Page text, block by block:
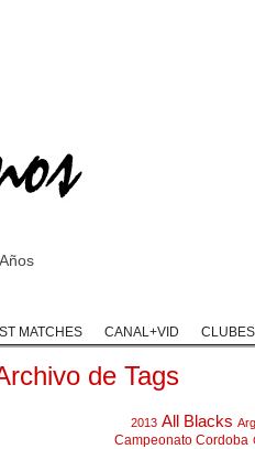
MATCHES CANAL+VID CLUBES
de Tags
2013 All Blacks
Campeonato Cordoba